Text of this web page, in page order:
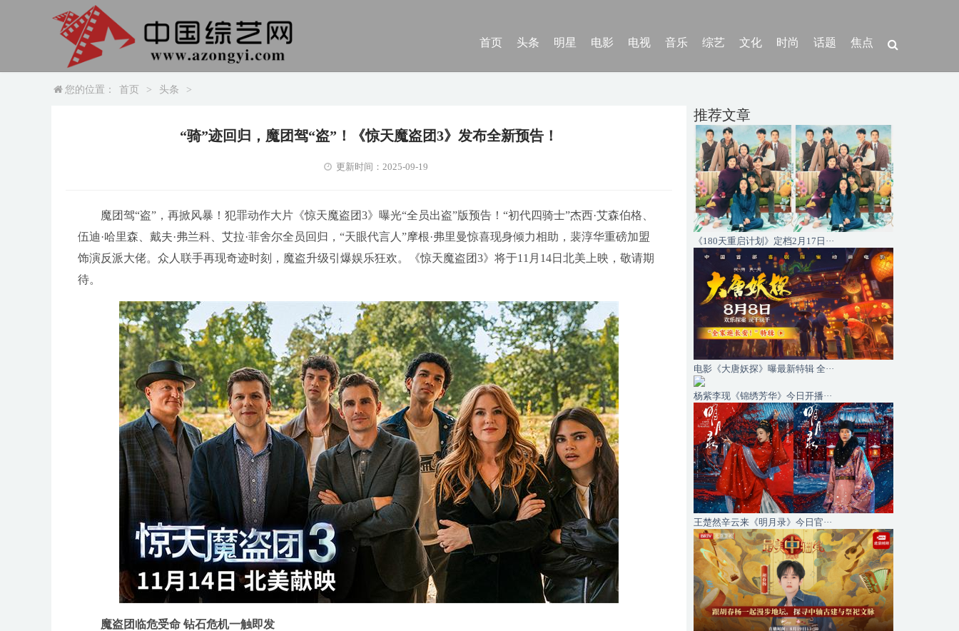
首页 头条 明星 电影 电视 音乐 综艺 文化 时尚 话题 焦点
您的位置： 首页 > 头条 >
“骑”迹回归，魔团驾“盗”！《惊天魔盗团3》发布全新预告！
更新时间：2025-09-19
魔团驾“盗”，再掀风暴！犯罪动作大片《惊天魔盗团3》曝光“全员出盗”版预告！“初代四骑士”杰西·艾森伯格、
伍迪·哈里森、戴夫·弗兰科、艾拉·菲舍尔全员回归，“天眼代言人”摩根·弗里曼惊喜现身倾力相助，裴淳华重磅加盟
饰演反派大佬。众人联手再现奇迹时刻，魔盗升级引爆娱乐狂欢。《惊天魔盗团3》将于11月14日北美上映，敬请期
待。
魔盗团临危受命 钻石危机一触即发
推荐文章
《180天重启计划》定档2月17日···
电影《大唐妖探》曝最新特辑 全···
杨紫李现《锦绣芳华》今日开播···
王楚然辛云来《明月录》今日官···